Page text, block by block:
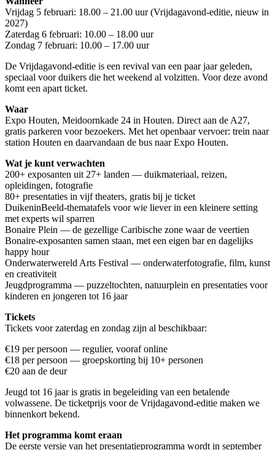
Vrijdag 5 februari: 18.00 – 21.00 uur (Vrijdagavond-editie, nieuw in
2027)
Zaterdag 6 februari: 10.00 – 18.00 uur
Zondag 7 februari: 10.00 – 17.00 uur
De Vrijdagavond-editie is een revival van een paar jaar geleden,
speciaal voor duikers die het weekend al volzitten. Voor deze avond
komt een apart ticket.
Waar
Expo Houten, Meidoornkade 24 in Houten. Direct aan de A27,
gratis parkeren voor bezoekers. Met het openbaar vervoer: trein naar
station Houten en daarvandaan de bus naar Expo Houten.
Wat je kunt verwachten
200+ exposanten uit 27+ landen — duikmateriaal, reizen,
opleidingen, fotografie
80+ presentaties in vijf theaters, gratis bij je ticket
DuikeninBeeld-thematafels voor wie liever in een kleinere setting
met experts wil sparren
Bonaire Plein — de gezellige Caribische zone waar de veertien
Bonaire-exposanten samen staan, met een eigen bar en dagelijks
happy hour
Onderwaterwereld Arts Festival — onderwaterfotografie, film, kunst
en creativiteit
Jeugdprogramma — puzzeltochten, natuurplein en presentaties voor
kinderen en jongeren tot 16 jaar
Tickets
Tickets voor zaterdag en zondag zijn al beschikbaar:
€19 per persoon — regulier, vooraf online
€18 per persoon — groepskorting bij 10+ personen
€20 aan de deur
Jeugd tot 16 jaar is gratis in begeleiding van een betalende
volwassene. De ticketprijs voor de Vrijdagavond-editie maken we
binnenkort bekend.
Het programma komt eraan
De eerste versie van het presentatieprogramma wordt in september